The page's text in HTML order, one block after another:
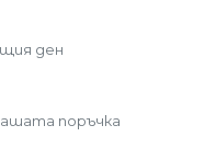
ден
поръчка